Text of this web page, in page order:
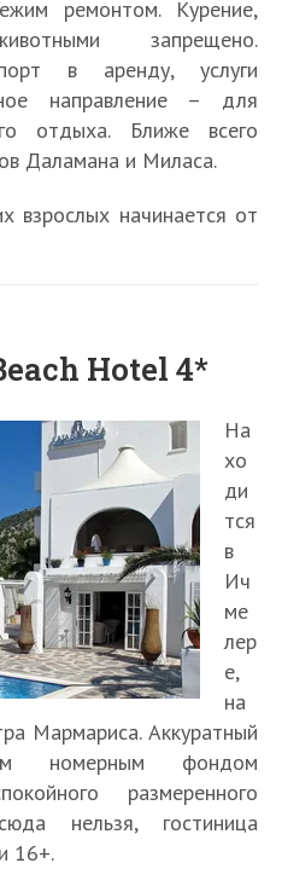
ремонтом. Курение,
запрещено.
в аренду, услуги
направление – для
отдыха. Ближе всего
Даламана и Миласа.
взрослых начинается от
Hotel 4*
На
хо
ди
тся
в
Ич
ме
лер
е,
на
Мармариса. Аккуратный
номерным фондом
размеренного
нельзя, гостиница
16+.